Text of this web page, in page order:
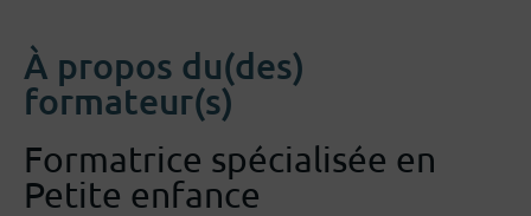
À propos du(des)
formateur(s)
Formatrice spécialisée en
Petite enfance